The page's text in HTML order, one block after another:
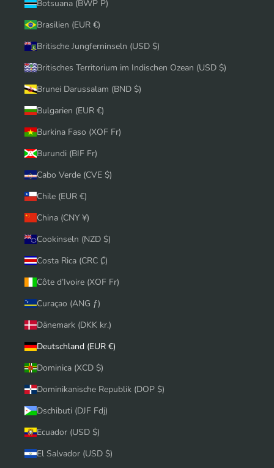
Botsuana (BWP P)
Brasilien (EUR €)
Britische Jungferninseln (USD $)
Britisches Territorium im Indischen Ozean (USD $)
Brunei Darussalam (BND $)
Bulgarien (EUR €)
Burkina Faso (XOF Fr)
Burundi (BIF Fr)
Cabo Verde (CVE $)
Chile (EUR €)
China (CNY ¥)
Cookinseln (NZD $)
Costa Rica (CRC ₡)
Côte d’Ivoire (XOF Fr)
Curaçao (ANG ƒ)
Dänemark (DKK kr.)
Deutschland (EUR €)
Dominica (XCD $)
Dominikanische Republik (DOP $)
Dschibuti (DJF Fdj)
Ecuador (USD $)
El Salvador (USD $)